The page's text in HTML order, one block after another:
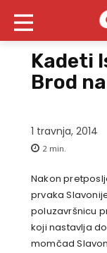
Kadeti
Brod
1 travnja, 2014
2 min.
Nakon
prvaka
poluzavršnicu
koji nastavlja
momčad